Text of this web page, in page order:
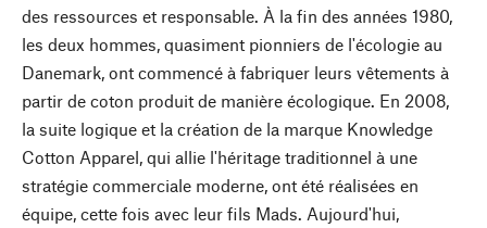
des ressources et responsable. À la fin des années 1980,
les deux hommes, quasiment pionniers de l'écologie au
Danemark, ont commencé à fabriquer leurs vêtements à
partir de coton produit de manière écologique. En 2008,
la suite logique et la création de la marque Knowledge
Cotton Apparel, qui allie l'héritage traditionnel à une
stratégie commerciale moderne, ont été réalisées en
équipe, cette fois avec leur fils Mads. Aujourd'hui,